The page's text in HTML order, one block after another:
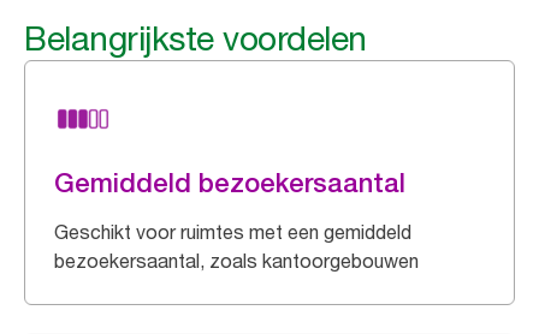
Belangrijkste voordelen
Gemiddeld bezoekersaantal
Geschikt voor ruimtes met een gemiddeld
bezoekersaantal, zoals kantoorgebouwen